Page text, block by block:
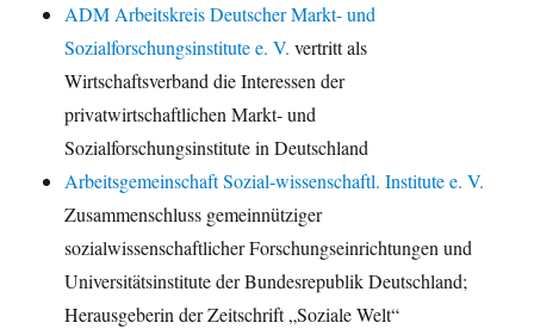
ADM Arbeitskreis Deutscher Markt- und
Sozialforschungsinstitute e. V. vertritt als
Wirtschaftsverband die Interessen der
privatwirtschaftlichen Markt- und
Sozialforschungsinstitute in Deutschland
Arbeitsgemeinschaft Sozial-wissenschaftl. Institute e. V.
Zusammenschluss gemeinnütziger
sozialwissenschaftlicher Forschungseinrichtungen und
Universitätsinstitute der Bundesrepublik Deutschland;
Herausgeberin der Zeitschrift „Soziale Welt“